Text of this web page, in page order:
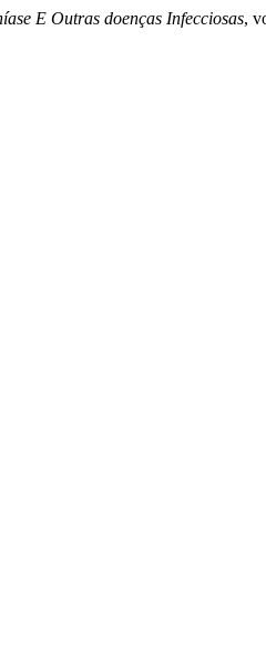
E Outras doenças Infecciosas,